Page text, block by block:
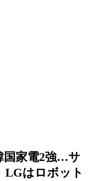
国家電2強…サ
LGはロボット